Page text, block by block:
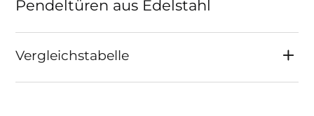
Pendeltüren aus Edelstahl
Vergleichstabelle